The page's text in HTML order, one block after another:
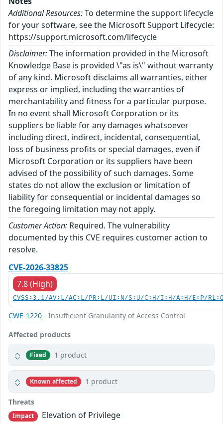
Additional Resources:To determine the support lifecycle
for your software, see the Microsoft Support Lifecycle:
https://support.microsoft.com/lifecycle
Disclaimer:The information provided in the Microsoft
Knowledge Base is provided \"as is\" without warranty
of any kind. Microsoft disclaims all warranties, either
express or implied, including the warranties of
merchantability and fitness for a particular purpose.
In no event shall Microsoft Corporation or its
suppliers be liable for any damages whatsoever
including direct, indirect, incidental, consequential,
loss of business profits or special damages, even if
Microsoft Corporation or its suppliers have been
advised of the possibility of such damages. Some
states do not allow the exclusion or limitation of
liability for consequential or incidental damages so
the foregoing limitation may not apply.
Customer Action: Required. The vulnerability
documented by this CVE requires customer action to
resolve.
CVE-2026-33825
7.8 (High)
CVSS:3.1/AV:L/AC:L/PR:L/UI:N/S:U/C:H/I:H/A:H/E:P/
CWE-1220 - Insufficient Granularity of Access Control
Affected products
Fixed 1 product
Known affected 1 product
Threats
Impact Elevation of Privilege